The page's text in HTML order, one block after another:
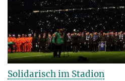
Solidarisch im Stadion